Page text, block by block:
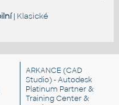
| Klasické
ARKANCE (CAD
Studio) - Autodesk
Platinum Partner &
Training Center &